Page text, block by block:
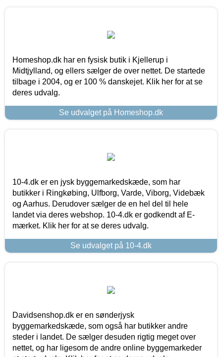
Homeshop.dk har en fysisk butik i Kjellerup i
Midtjylland, og ellers sælger de over nettet. De startede
tilbage i 2004, og er 100 % danskejet. Klik her for at se
deres udvalg.
Se udvalget på Homeshop.dk
10-4.dk er en jysk byggemarkedskæde, som har
butikker i Ringkøbing, Ulfborg, Varde, Viborg, Videbæk
og Aarhus. Derudover sælger de en hel del til hele
landet via deres webshop. 10-4.dk er godkendt af E-
mærket. Klik her for at se deres udvalg.
Se udvalget på 10-4.dk
Davidsenshop.dk er en sønderjysk
byggemarkedskæde, som også har butikker andre
steder i landet. De sælger desuden rigtig meget over
nettet, og har ligesom de andre online byggemarkeder